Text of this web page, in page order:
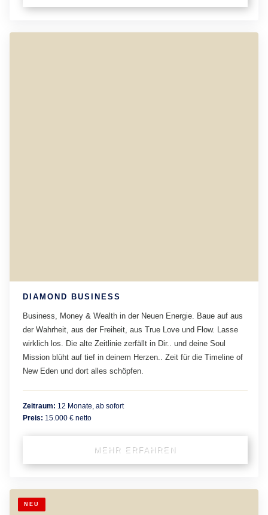
DIAMOND BUSINESS
Business, Money & Wealth in der Neuen Energie. Baue auf aus
der Wahrheit, aus der Freiheit, aus True Love und Flow. Lasse
wirklich los. Die alte Zeitlinie zerfällt in Dir.. und deine Soul
Mission blüht auf tief in deinem Herzen.. Zeit für die Timeline of
New Eden und dort alles schöpfen.
Zeitraum: 12 Monate, ab sofort
Preis: 15.000 € netto
MEHR ERFAHREN
NEU